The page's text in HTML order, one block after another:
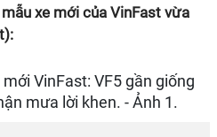
xe mới của VinFast vừa